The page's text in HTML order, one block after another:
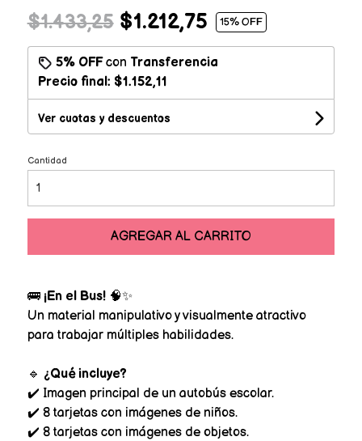
$1.433,25$1.212,75 15% OFF
5% OFFcon Transferencia
Precio final: $1.152,11
Ver cuotas y descuentos
Cantidad
AGREGAR AL CARRITO
🚌 ¡En el Bus!🧠✨
Un material manipulativo y visualmente atractivo
para trabajar múltiples habilidades.
🔹 ¿Qué incluye?
✔️ Imagen principal de un autobús escolar.
✔️ 8 tarjetas con imágenes de niños.
✔️ 8 tarjetas con imágenes de objetos.